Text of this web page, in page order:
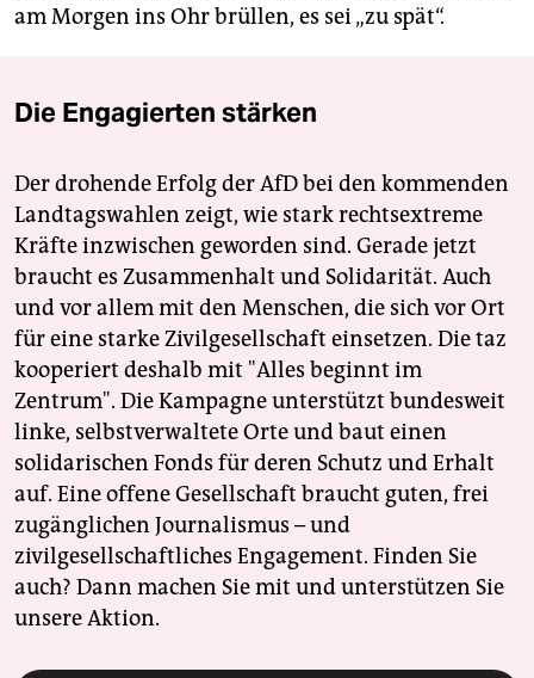
am Morgen ins Ohr brüllen, es sei „zu spät“.
Die Engagierten stärken
Der drohende Erfolg der AfD bei den kommenden
Landtagswahlen zeigt, wie stark rechtsextreme
Kräfte inzwischen geworden sind. Gerade jetzt
braucht es Zusammenhalt und Solidarität. Auch
und vor allem mit den Menschen, die sich vor Ort
für eine starke Zivilgesellschaft einsetzen. Die taz
kooperiert deshalb mit "Alles beginnt im
Zentrum". Die Kampagne unterstützt bundesweit
linke, selbstverwaltete Orte und baut einen
solidarischen Fonds für deren Schutz und Erhalt
auf. Eine offene Gesellschaft braucht guten, frei
zugänglichen Journalismus – und
zivilgesellschaftliches Engagement. Finden Sie
auch? Dann machen Sie mit und unterstützen Sie
unsere Aktion.